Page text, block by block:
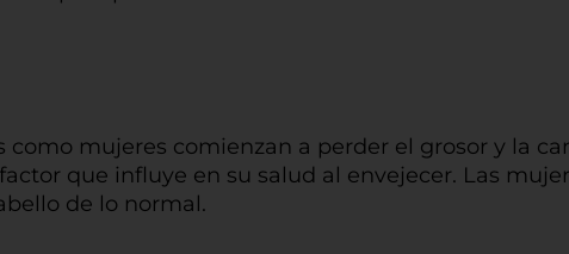
mujeres comienzan a perder el grosor y la
que influye en su salud al envejecer. Las
de lo normal.